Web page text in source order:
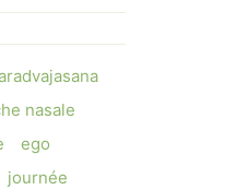
nasale
ego
journée